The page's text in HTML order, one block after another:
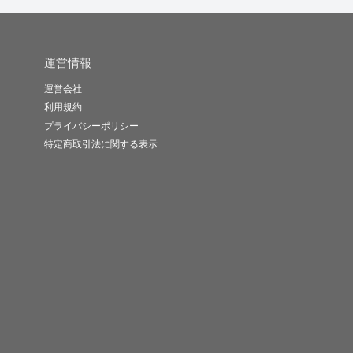
運営情報
運営会社
利用規約
プライバシーポリシー
特定商取引法に関する表示